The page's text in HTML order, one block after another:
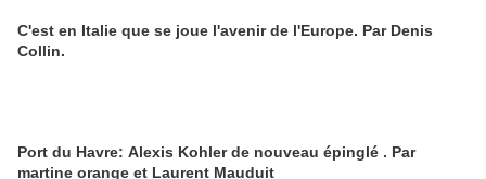
C'est en Italie que se joue l'avenir de l'Europe. Par Denis
Collin.
Port du Havre: Alexis Kohler de nouveau épinglé . Par
martine orange et Laurent Mauduit